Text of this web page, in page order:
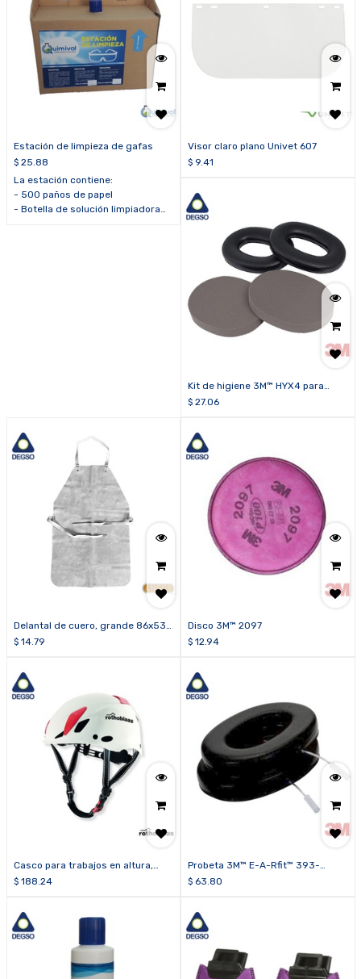
Estación de limpieza de gafas
$ 25.88
La estación contiene:
- 500 paños de papel
- Botella de solución limpiadora
Visor claro plano Univet 607
$ 9.41
Kit de higiene 3M™ HYX4 para
orejera 3M™ PELTOR™ X4
$ 27.06
Delantal de cuero, grande 86x53
cm (Splith)
$ 14.79
Disco 3M™ 2097
$ 12.94
Casco para trabajos en altura,
obras o áreas industriales
$ 188.24
Probeta 3M™ E-A-Rfit™ 393-
3001-2 para orejeras PELTOR™
$ 63.80